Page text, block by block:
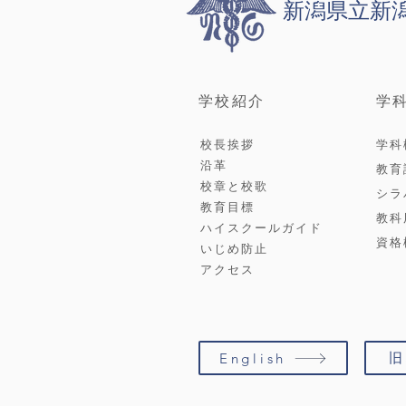
新潟県立新
学校紹介
校長挨拶
沿革
校章と校歌
教育目標
ハイスクールガイド
いじめ防止
アクセス
学
学科
教育
シラ
教科
資格
English